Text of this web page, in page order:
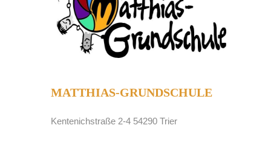
MATTHIAS-GRUNDSCHULE
Kentenichstraße 2-4 54290 Trier